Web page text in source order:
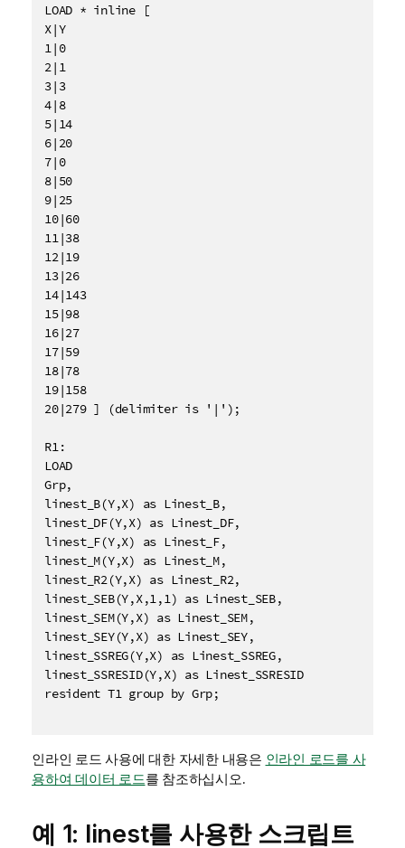
LOAD * inline [
X|Y
1|0
2|1
3|3
4|8
5|14
6|20
7|0
8|50
9|25
10|60
11|38
12|19
13|26
14|143
15|98
16|27
17|59
18|78
19|158
20|279 ] (delimiter is '|');
R1:
LOAD
Grp,
linest_B(Y,X) as Linest_B,
linest_DF(Y,X) as Linest_DF,
linest_F(Y,X) as Linest_F,
linest_M(Y,X) as Linest_M,
linest_R2(Y,X) as Linest_R2,
linest_SEB(Y,X,1,1) as Linest_SEB,
linest_SEM(Y,X) as Linest_SEM,
linest_SEY(Y,X) as Linest_SEY,
linest_SSREG(Y,X) as Linest_SSREG,
linest_SSRESID(Y,X) as Linest_SSRESID
resident T1 group by Grp;
인라인 로드 사용에 대한 자세한 내용은 인라인 로드를 사
용하여 데이터 로드를 참조하십시오.
예 1: linest를 사용한 스크립트